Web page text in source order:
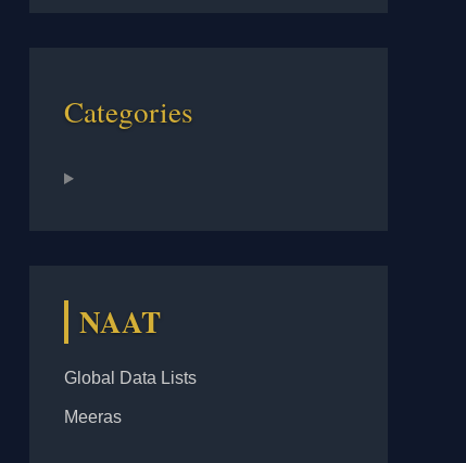
Categories
NAAT
Global Data Lists
Meeras